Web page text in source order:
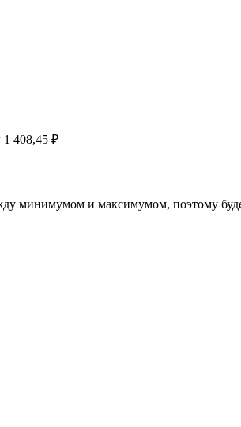
1 408,45 ₽
минимумом и максимумом, поэтому